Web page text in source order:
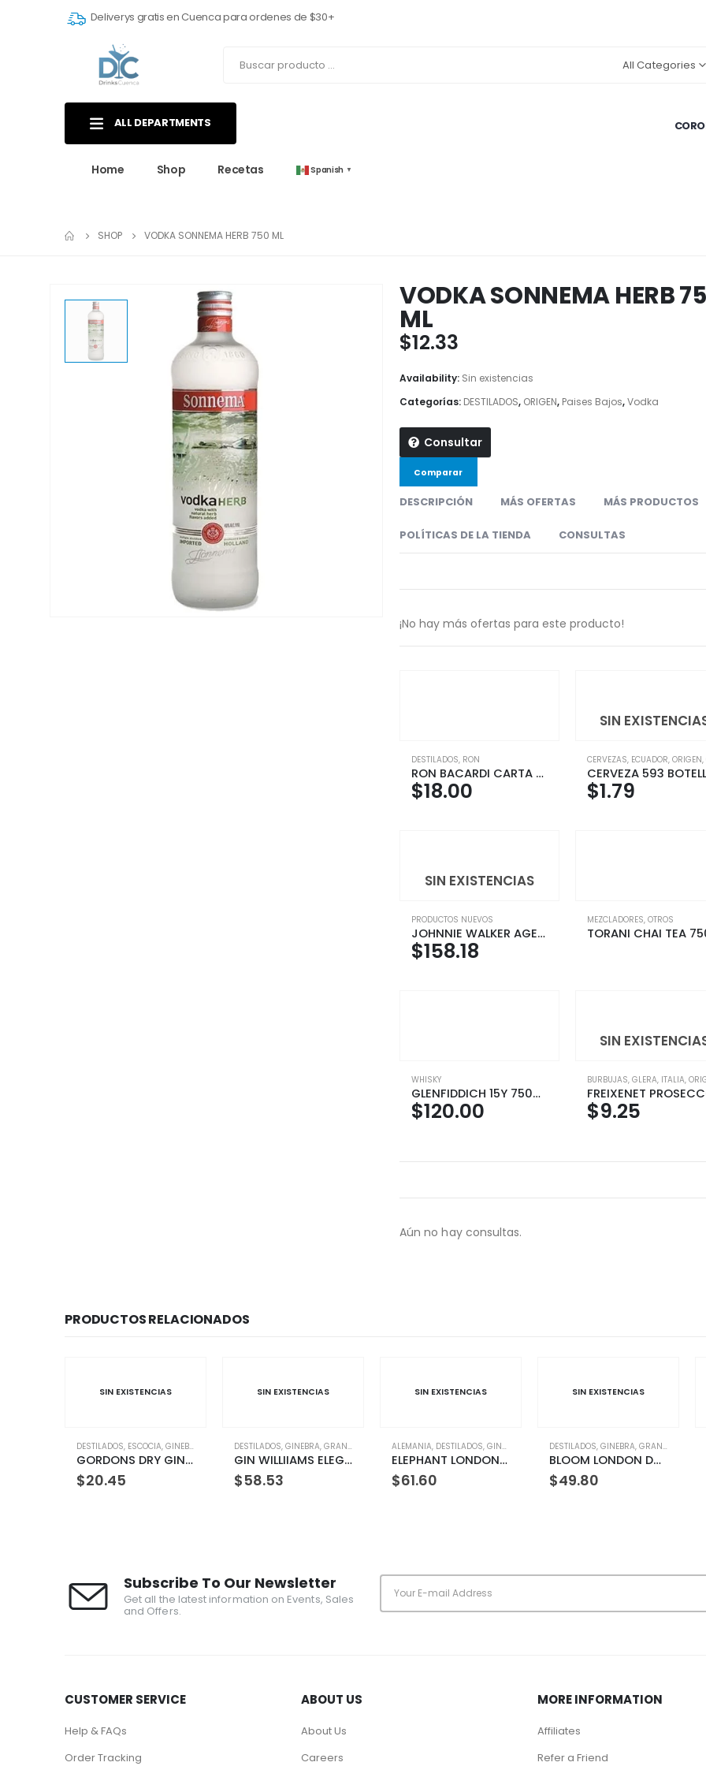
Deliverys gratis en Cuenca para ordenes de $30+
All Categories
ALL DEPARTMENTS
Home Shop Recetas Spanish ▼
SHOP VODKA SONNEMA HERB 750 ML
VODKA SONNEMA HERB
ML
$12.33
Availability: Sin existencias
Categorías: DESTILADOS, ORIGEN, Paises Bajos,Vodka
Consultar
Comparar
DESCRIPCIÓN MÁS OFERTAS MÁS PRODUCTOS
POLÍTICAS DE LA TIENDA CONSULTAS
¡No hay más ofertas para este producto!
DESTILADOS, RON
RON BACARDI CARTA ORO 980ML
$18.00
SIN
CERVEZAS, ECUADOR, ORIGEN,
$1.79
SIN EXISTENCIAS
PRODUCTOS NUEVOS
JOHNNIE WALKER AGED 18Y 750 ML
$158.18
MEZCLADORES, OTROS
WHISKY
GLENFIDDICH 15Y 750ML
$120.00
SIN
BURBUJAS, GLERA, ITALIA,
$9.25
Aún no hay consultas.
PRODUCTOS RELACIONADOS
ORIGEN
SIN EXISTENCIAS
DESTILADOS,GINEBRA,GRAN BRETAÑA ,ORIGEN
$58.53
SIN EXISTENCIAS
ALEMANIA,DESTILADOS ,ORIGEN
$61.60
SIN EXISTENCIAS
DESTILADOS,GINEBRA, ,ORIGEN
$49.80
SIN EXISTENCIAS
AGUARDIENTE,ARMENIA
$6.60
Subscribe To Our Newsletter
CUSTOMER SERVICE
Help & FAQs
ABOUT US
About Us
MORE INFORMATION
Affiliates